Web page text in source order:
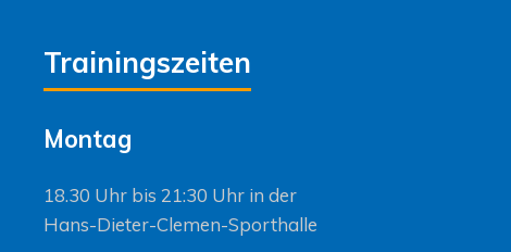
Trainingszeiten
Montag
18.30 Uhr bis 21:30 Uhr in der
Hans-Dieter-Clemen-Sporthalle